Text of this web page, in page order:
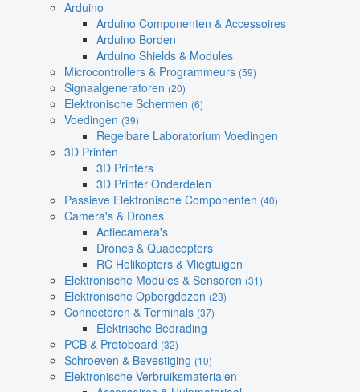
Arduino
Arduino Componenten & Accessoires
Arduino Borden
Arduino Shields & Modules
Microcontrollers & Programmeurs (59)
Signaalgeneratoren (20)
Elektronische Schermen (6)
Voedingen (39)
Regelbare Laboratorium Voedingen
3D Printen
3D Printers
3D Printer Onderdelen
Passieve Elektronische Componenten (40)
Camera's & Drones
Actiecamera's
Drones & Quadcopters
RC Helikopters & Vliegtuigen
Elektronische Modules & Sensoren (31)
Elektronische Opbergdozen (23)
Connectoren & Terminals (37)
Elektrische Bedrading
PCB & Protoboard (32)
Schroeven & Bevestiging (10)
Elektronische Verbruiksmaterialen